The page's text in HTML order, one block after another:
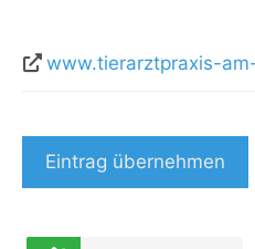
www.tierarztpraxis-
Eintrag übernehmen